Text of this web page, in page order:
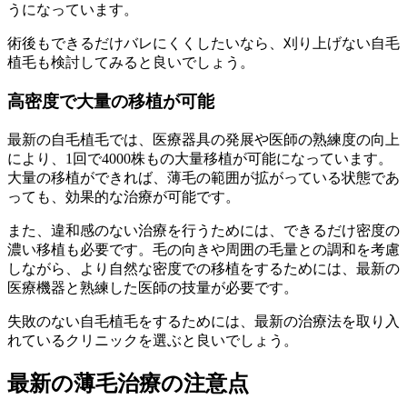
うになっています。
術後もできるだけバレにくくしたいなら、刈り上げない自毛
植毛も検討してみると良いでしょう。
高密度で大量の移植が可能
最新の自毛植毛では、医療器具の発展や医師の熟練度の向上
により、1回で4000株もの大量移植が可能になっています。
大量の移植ができれば、薄毛の範囲が拡がっている状態であ
っても、効果的な治療が可能です。
また、違和感のない治療を行うためには、できるだけ密度の
濃い移植も必要です。毛の向きや周囲の毛量との調和を考慮
しながら、より自然な密度での移植をするためには、最新の
医療機器と熟練した医師の技量が必要です。
失敗のない自毛植毛をするためには、最新の治療法を取り入
れているクリニックを選ぶと良いでしょう。
最新の薄毛治療の注意点